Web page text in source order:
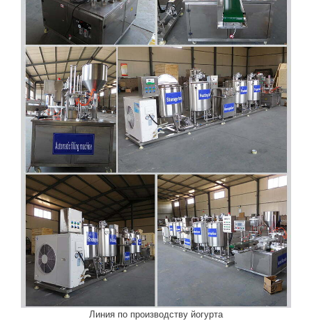
Линия по производству йогурта